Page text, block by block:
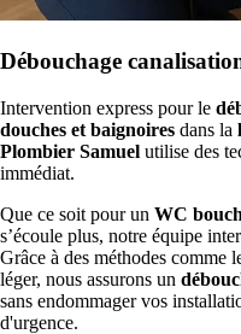
Débouchage
Intervention express pour le
douches et baignoires dans la
Plombier Samuel utilise des
immédiat.
Que ce soit pour un WC
s’écoule plus, notre équipe
Grâce à des méthodes comme
léger, nous assurons un
sans endommager vos
d'urgence.